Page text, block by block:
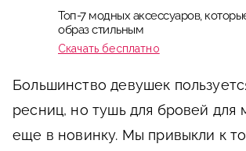
Топ-7 модных аксессуаров,
образ стильным
Скачать бесплатно
Большинство девушек
ресниц, но тушь для бровей для
еще в новинку. Мы привыкли к